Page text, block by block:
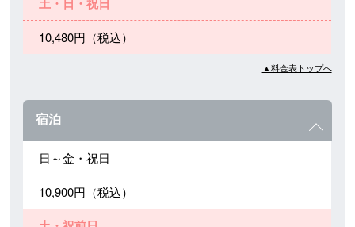
10,480円（税込）
▲料金表トップへ
宿泊
日～金・祝日
10,900円（税込）